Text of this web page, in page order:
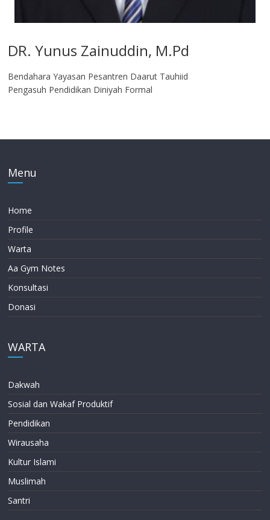
DR. Yunus Zainuddin, M.Pd
Bendahara Yayasan Pesantren Daarut Tauhiid
Pengasuh Pendidikan Diniyah Formal
Menu
Home
Profile
Warta
Aa Gym Notes
Konsultasi
Donasi
WARTA
Dakwah
Sosial dan Wakaf Produktif
Pendidikan
Wirausaha
Kultur Islami
Muslimah
Santri